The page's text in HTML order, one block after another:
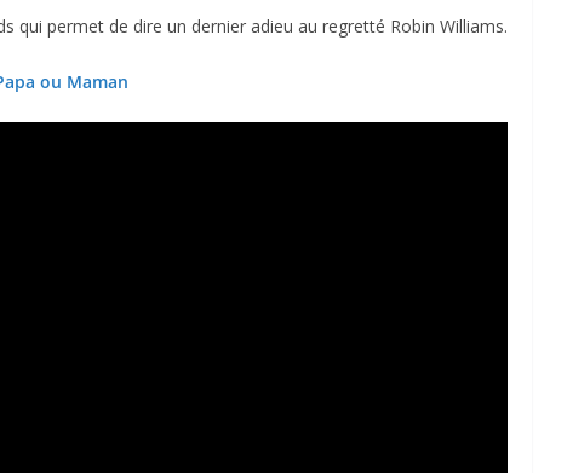
qui permet de dire un dernier adieu au regretté Robin Williams.
ou Maman